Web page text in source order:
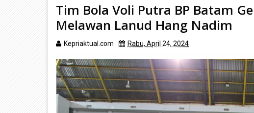
Tim Bola Voli Putra BP Batam
Melawan Lanud Hang Nadim
Kepriaktual.com Rabu, April 24, 2024